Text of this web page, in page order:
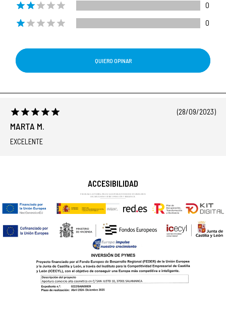
0
0
QUIERO OPINAR
MARTA M.
(28/09/2023)
EXCELENTE
ACCESIBILIDAD